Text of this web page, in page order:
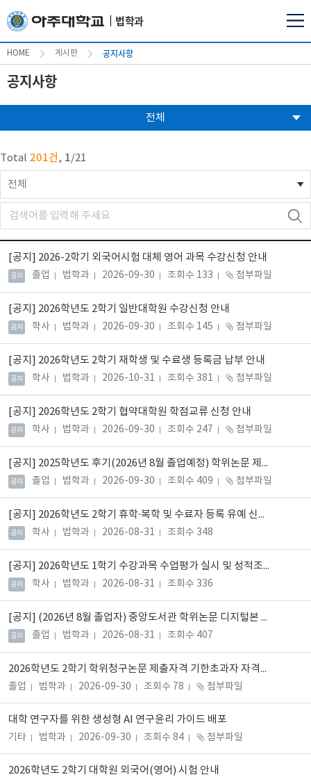
법학과
HOME 게시판 공지사항
공지사항
전체
Total 201건, 1/21
전체
[공지] 2026-2학기 외국어시험 대체 영어 과목 수강신청 안내
공지 졸업 법학과 2026-09-30 조회수 133 첨부파일
[공지] 2026학년도 2학기 일반대학원 수강신청 안내
공지 학사 법학과 2026-09-30 조회수 145 첨부파일
[공지] 2026학년도 2학기 재학생 및 수료생 등록금 납부 안내
공지 학사 법학과 2026-10-31 조회수 381 첨부파일
[공지] 2026학년도 2학기 협약대학원 학점교류 신청 안내
공지 학사 법학과 2026-09-30 조회수 247 첨부파일
[공지] 2025학년도 후기(2026년 8월 졸업예정) 학위논문 제출 안내
공지 졸업 법학과 2026-09-30 조회수 409 첨부파일
[공지] 2026학년도 2학기 휴학·복학 및 수료자 등록 유예 신청 안내
공지 학사 법학과 2026-08-31 조회수 348
[공지] 2026학년도 1학기 수강과목 수업평가 실시 및 성적조회 안내
공지 학사 법학과 2026-08-31 조회수 336
[공지] (2026년 8월 졸업자) 중앙도서관 학위논문 디지털본 제출 안내
공지 졸업 법학과 2026-08-31 조회수 407
2026학년도 2학기 학위청구논문 제출자격 기한초과자 자격회복 신청 안내
졸업 법학과 2026-09-30 조회수 78 첨부파일
대학 연구자를 위한 생성형 AI 연구윤리 가이드 배포
기타 법학과 2026-09-30 조회수 84 첨부파일
2026학년도 2학기 대학원 외국어(영어) 시험 안내